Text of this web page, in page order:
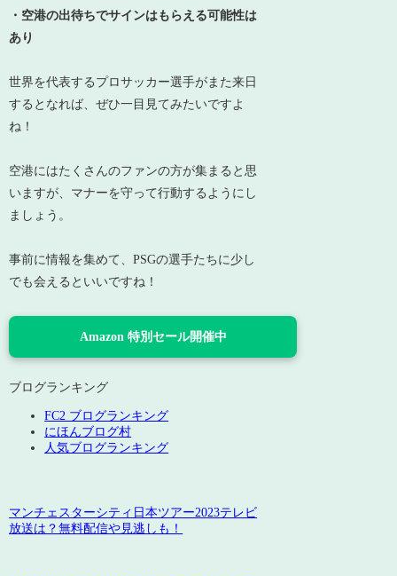
・空港の出待ちでサインはもらえる可能性は
あり
世界を代表するプロサッカー選手がまた来日
するとなれば、ぜひ一目見てみたいですよ
ね！
空港にはたくさんのファンの方が集まると思
いますが、マナーを守って行動するようにし
ましょう。
事前に情報を集めて、PSGの選手たちに少し
でも会えるといいですね！
Amazon 特別セール開催中
ブログランキング
FC2 ブログランキング
にほんブログ村
人気ブログランキング
マンチェスターシティ日本ツアー2023テレビ
放送は？無料配信や見逃しも！